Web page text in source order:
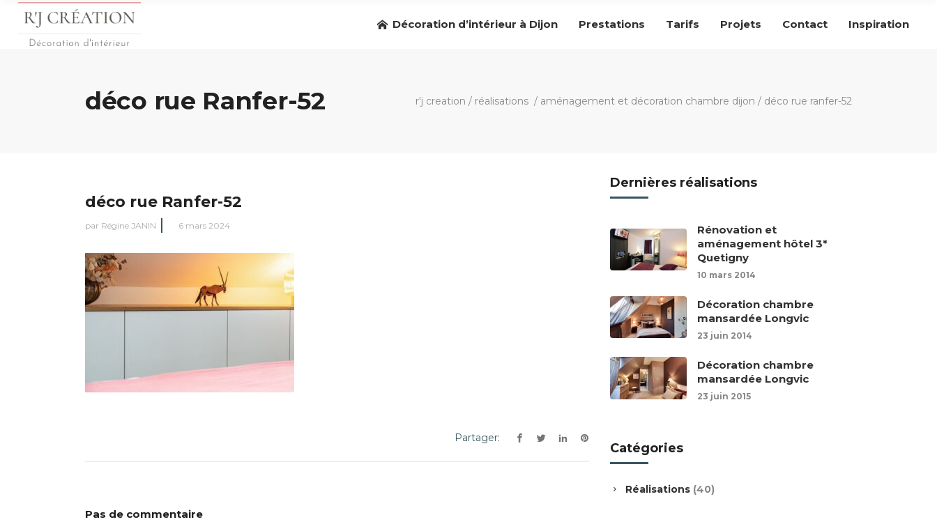
Décoration d’intérieur à Dijon Prestations Tarifs Projets Contact Inspiration
déco rue Ranfer-52 r'j creation / réalisations / aménagement et décoration chambre dijon / déco rue ranfer-52
déco rue Ranfer-52
par Régine JANIN 6 mars 2024
Partager:
Pas de commentaire
Dernières réalisations
Rénovation et
aménagement hôtel 3*
Quetigny
10 mars 2014
Décoration chambre
mansardée Longvic
23 juin 2014
Décoration chambre
mansardée Longvic
23 juin 2015
Catégories
Réalisations (40)